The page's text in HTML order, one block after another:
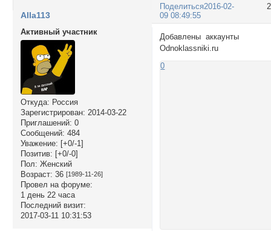
Поделиться2016-02-
09 08:49:55
Alla113
Активный участник
Откуда: Россия
Зарегистрирован: 2014-03-22
Приглашений: 0
Сообщений: 484
Уважение: [+0/-1]
Позитив: [+0/-0]
Пол: Женский
Возраст: 36 [1989-11-26]
Провел на форуме:
1 день 22 часа
Последний визит:
2017-03-11 10:31:53
Добавлены аккаунты
Odnoklassniki.ru
0